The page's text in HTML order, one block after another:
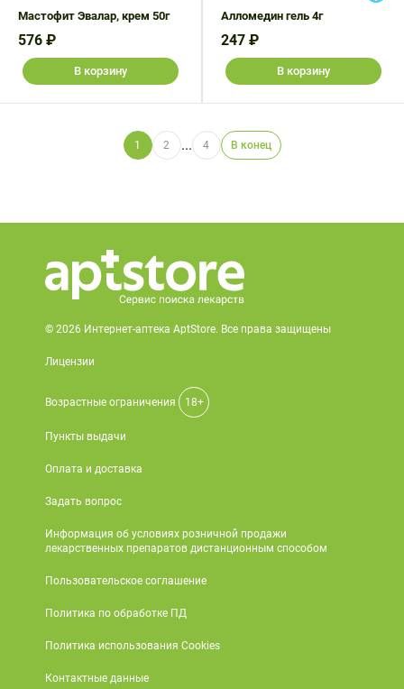
Мастофит Эвалар, крем 50г
576 ₽
В корзину
Алломедин гель 4г
247 ₽
В корзину
1 2 ... 4 В конец
© 2026 Интернет-аптека AptStore. Все права защищены
Лицензии
Возрастные ограничения 18+
Пункты выдачи
Оплата и доставка
Задать вопрос
Информация об условиях розничной продажи
лекарственных препаратов дистанционным способом
Пользовательское соглашение
Политика по обработке ПД
Политика использования Cookies
Контактные данные